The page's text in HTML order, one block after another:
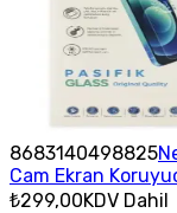
8683140498825
Cam Ekran
₺299,00KDV Dahil